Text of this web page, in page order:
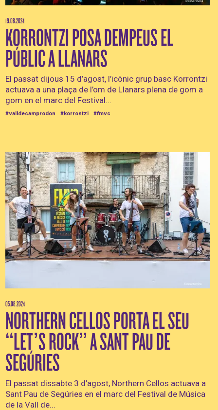
19.08.2024
KORRONTZI POSA DEMPEUS EL
PÚBLIC A LLANARS
El passat dijous 15 d’agost, l’icònic grup basc Korrontzi
actuava a una plaça de l’om de Llanars plena de gom a
gom en el marc del Festival...
#valldecamprodon #korrontzi #fmvc
05.08.2024
NORTHERN CELLOS PORTA EL SEU
“LET’S ROCK” A SANT PAU DE
SEGÚRIES
El passat dissabte 3 d’agost, Northern Cellos actuava a
Sant Pau de Segúries en el marc del Festival de Música
de la Vall de...